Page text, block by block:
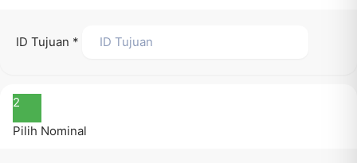
ID Tujuan *
2
Pilih Nominal